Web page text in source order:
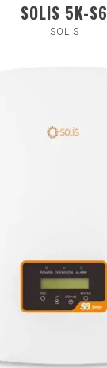
SOLIS 5K-S6
SOLIS